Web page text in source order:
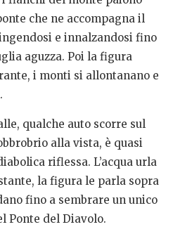
che ne accompagna il
e innalzandosi fino
aguzza. Poi la figura
i monti si allontanano e
qualche auto scorre sul
alla vista, è quasi
riflessa. L’acqua urla
la figura le parla sopra
fino a sembrare un unico
Ponte del Diavolo.